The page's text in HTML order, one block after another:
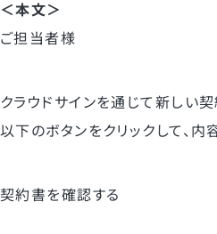
＜本文＞
ご担当者様
クラウドサインを通じて新しい
以下のボタンをクリックして、内
契約書を確認する